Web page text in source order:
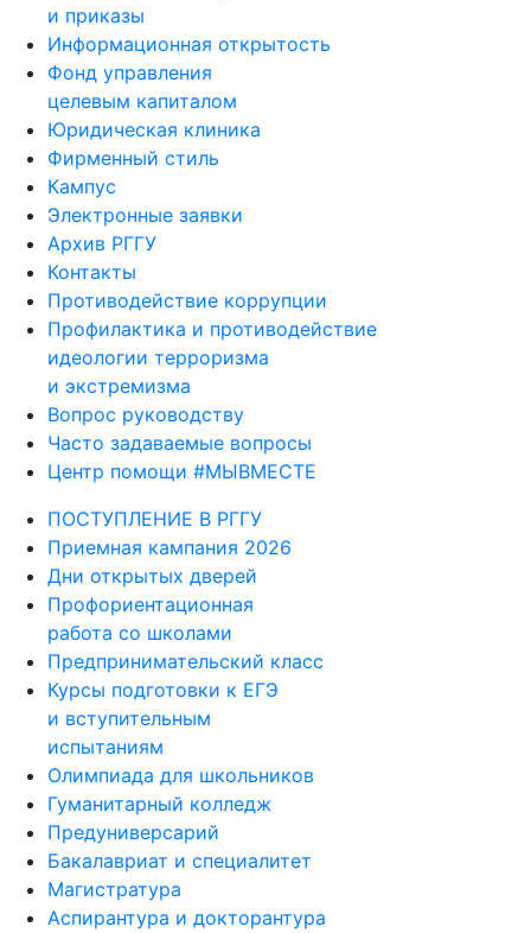
и приказы
Информационная открытость
Фонд управления
целевым капиталом
Юридическая клиника
Фирменный стиль
Кампус
Электронные заявки
Архив РГГУ
Контакты
Противодействие коррупции
Профилактика и противодействие
идеологии терроризма
и экстремизма
Вопрос руководству
Часто задаваемые вопросы
Центр помощи #МЫВМЕСТЕ
ПОСТУПЛЕНИЕ В РГГУ
Приемная кампания 2026
Дни открытых дверей
Профориентационная
работа со школами
Предпринимательский класс
Курсы подготовки к ЕГЭ
и вступительным
испытаниям
Олимпиада для школьников
Гуманитарный колледж
Предуниверсарий
Бакалавриат и специалитет
Магистратура
Аспирантура и докторантура